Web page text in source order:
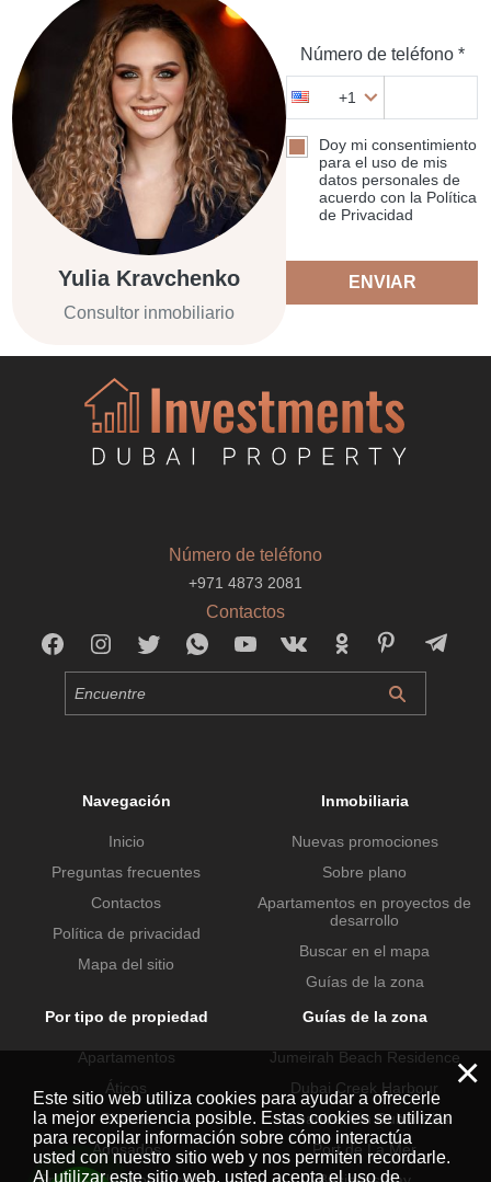
Yulia Kravchenko
Consultor inmobiliario
Número de teléfono *
+1
Doy mi consentimiento
para el uso de mis
datos personales de
acuerdo con la Política
de Privacidad
ENVIAR
Número de teléfono
+971 4873 2081
Contactos
Navegación
Inicio
Preguntas frecuentes
Contactos
Política de privacidad
Mapa del sitio
Inmobiliaria
Nuevas promociones
Sobre plano
Apartamentos en proyectos de
desarrollo
Buscar en el mapa
Guías de la zona
Por tipo de propiedad
Apartamentos
Áticos
Chalets
Adosados
Guías de la zona
Jumeirah Beach Residence
Dubai Creek Harbour
Urbanización Dubai Hills
Port de La Mer
×
Este sitio web utiliza cookies para ayudar a ofrecerle
la mejor experiencia posible. Estas cookies se utilizan
para recopilar información sobre cómo interactúa
usted con nuestro sitio web y nos permiten recordarle.
Al utilizar este sitio web, usted acepta el uso de